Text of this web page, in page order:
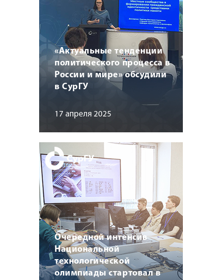
«Актуальные тенденции
политического процесса в
России и мире» обсудили
в СурГУ
17 апреля 2025
Очередной интенсив
Национальной
технологической
олимпиады стартовал в